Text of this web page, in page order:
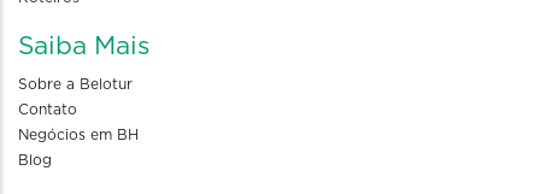
Saiba Mais
Sobre a Belotur
Contato
Negócios em BH
Blog